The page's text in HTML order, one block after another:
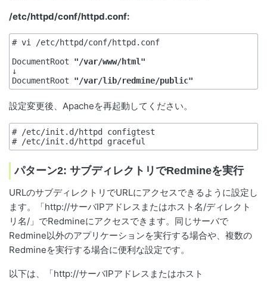
/etc/httpd/conf/httpd.conf:
# vi /etc/httpd/conf/httpd.conf
DocumentRoot "/var/www/html"
↓
DocumentRoot "/var/lib/redmine/public"
設定変更後、Apacheを再起動してください。
# /etc/init.d/httpd configtest
パターン2: サブディレクトリでRedmineを実行
URLのサブディレクトリでURLにアクセスできるように設定し
ます。「http://サーバIPアドレスまたはホスト名/ディレクト
リ名/」でRedmineにアクセスできます。同じサーバで
Redmine以外のアプリケーションを実行する場合や、複数の
Redmineを実行する場合に便利な設定です。
以下は、「http://サーバIPアドレスまたはホスト